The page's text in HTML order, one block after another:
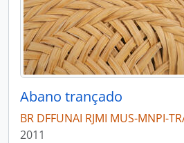
Abano trançado
BR DFFUNAI RJMI MUS-MNPI-
2011